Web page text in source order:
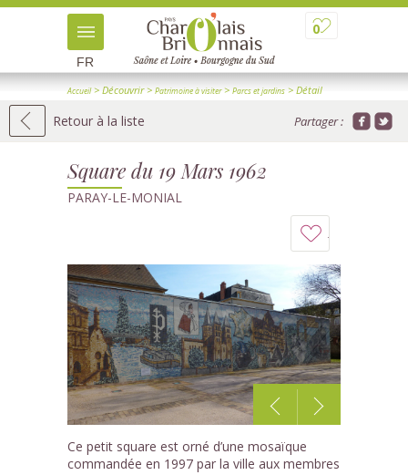
0
FR
Accueil> Découvrir> Patrimoine à visiter> Parcs et jardins > Détail
Retour à la liste Partager :
Square du 19 Mars 1962
PARAY-LE-MONIAL
à
mon
carnet
1 /2
Ce petit square est orné d’une mosaïque
commandée en 1997 par la ville aux membres